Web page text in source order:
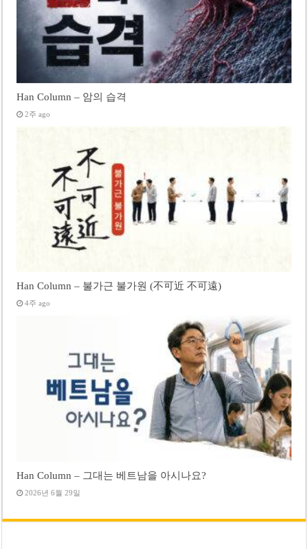
Han Column – 암의 습격
2주 ago
Han Column – 불가근 불가원 (不可近 不可遠)
4주 ago
Han Column – 그대는 베트남을 아시나요?
2026년 6월 29일